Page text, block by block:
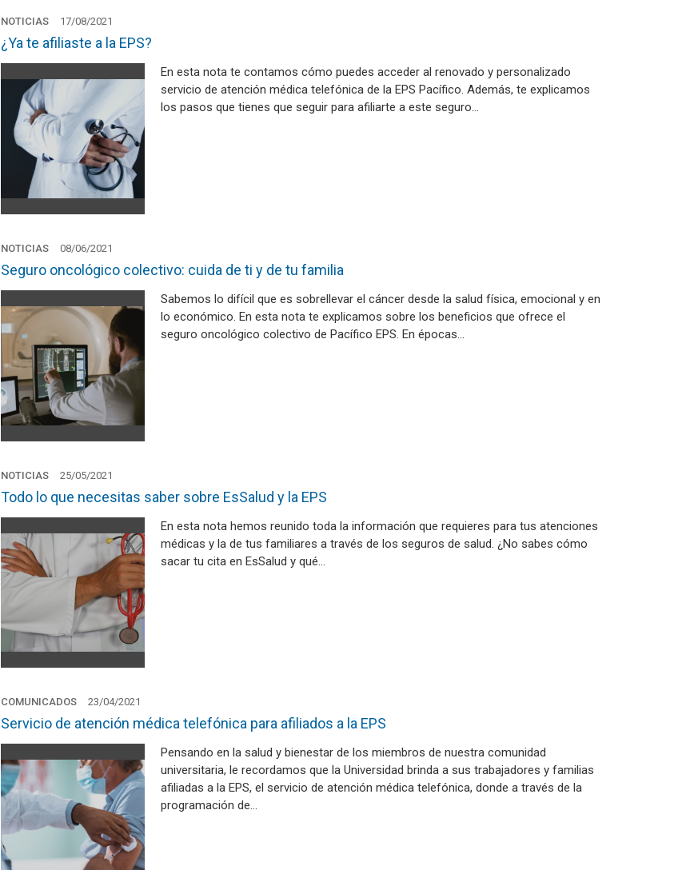
NOTICIAS 17/08/2021
¿Ya te afiliaste a la EPS?
En esta nota te contamos cómo puedes acceder al renovado y personalizado
servicio de atención médica telefónica de la EPS Pacífico. Además, te explicamos
los pasos que tienes que seguir para afiliarte a este seguro…
NOTICIAS 08/06/2021
Seguro oncológico colectivo: cuida de ti y de tu familia
Sabemos lo difícil que es sobrellevar el cáncer desde la salud física, emocional y en
lo económico. En esta nota te explicamos sobre los beneficios que ofrece el
seguro oncológico colectivo de Pacífico EPS. En épocas…
NOTICIAS 25/05/2021
Todo lo que necesitas saber sobre EsSalud y la EPS
En esta nota hemos reunido toda la información que requieres para tus atenciones
médicas y la de tus familiares a través de los seguros de salud. ¿No sabes cómo
sacar tu cita en EsSalud y qué…
COMUNICADOS 23/04/2021
Servicio de atención médica telefónica para afiliados a la EPS
Pensando en la salud y bienestar de los miembros de nuestra comunidad
universitaria, le recordamos que la Universidad brinda a sus trabajadores y familias
afiliadas a la EPS, el servicio de atención médica telefónica, donde a través de la
programación de…